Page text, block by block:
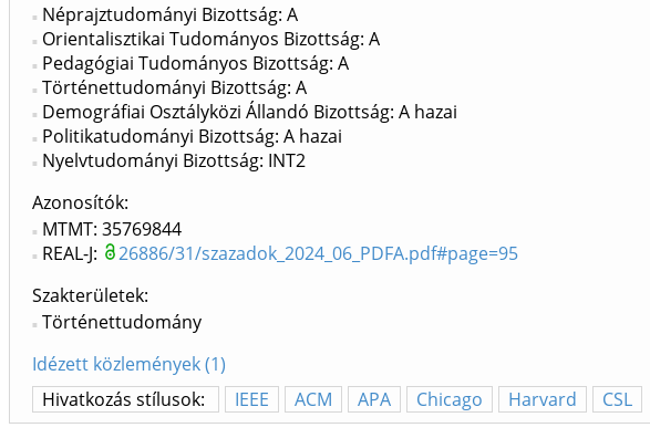
Néprajztudományi Bizottság: A
Orientalisztikai Tudományos Bizottság: A
Pedagógiai Tudományos Bizottság: A
Történettudományi Bizottság: A
Demográfiai Osztályközi Állandó Bizottság: A hazai
Politikatudományi Bizottság: A hazai
Nyelvtudományi Bizottság: INT2
Azonosítók
MTMT: 35769844
REAL-J:
26886/31/szazadok_2024_06_PDFA.pdf#page=95
Szakterületek:
Történettudomány
Idézett közlemények (1)
Hivatkozás stílusok:
IEEE ACM APA Chicago Harvard CSL